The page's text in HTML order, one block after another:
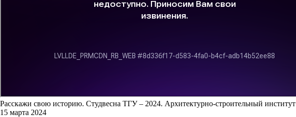
Расскажи свою историю. Студвесна ТГУ – 2024. Архитектурно-строительный институт
15 марта 2024